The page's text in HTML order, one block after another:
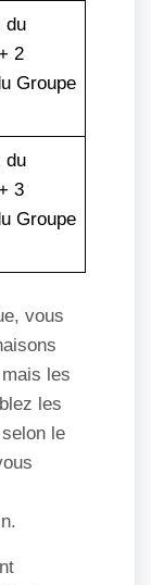
du
2
Groupe
du
3
Groupe
vous
les
les
le